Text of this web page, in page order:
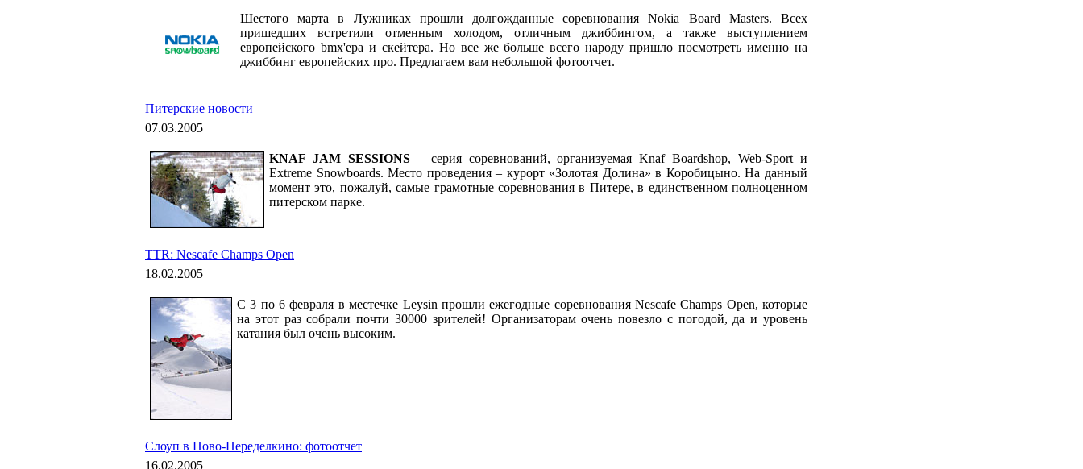
Шестого марта в Лужниках прошли долгожданные соревнования Nokia Board Masters. Всех
пришедших встретили отменным холодом, отличным джиббингом, а также выступлением
европейского bmx'ера и скейтера. Но все же больше всего народу пришло посмотреть именно на
джиббинг европейских про. Предлагаем вам небольшой фотоотчет.
Питерские новости
07.03.2005
KNAF JAM SESSIONS– серия соревнований, организуемая Knaf Boardshop, Web-Sport и
Extreme Snowboards. Место проведения – курорт «Золотая Долина» в Коробицыно. На данный
момент это, пожалуй, самые грамотные соревнования в Питере, в единственном полноценном
питерском парке.
TTR: Nescafe Champs Open
18.02.2005
С 3 по 6 февраля в местечке Leysin прошли ежегодные соревнования Nescafe Champs Open, которые
на этот раз собрали почти 30000 зрителей! Организаторам очень повезло с погодой, да и уровень
катания был очень высоким.
Слоуп в Ново-Переделкино: фотоотчет
16.02.2005